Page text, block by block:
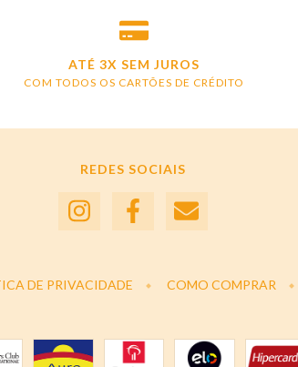
ATÉ 3X SEM JUROS
COM TODOS OS CARTÕES DE CRÉDITO
REDES SOCIAIS
DE PRIVACIDADE COMO COMPRAR